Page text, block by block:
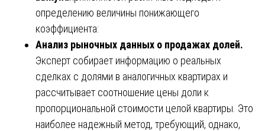
определению величины понижающего
коэффициента:
Анализ рыночных данных о продажах долей.
Эксперт собирает информацию о реальных
сделках с долями в аналогичных квартирах и
рассчитывает соотношение цены доли к
пропорциональной стоимости целой квартиры. Это
наиболее надежный метод, требующий, однако,